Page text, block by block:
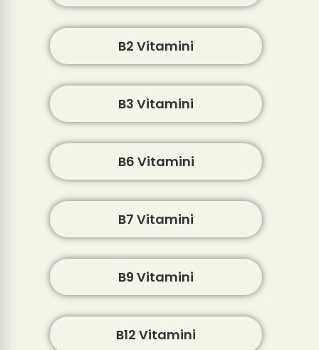
B2 Vitamini
B3 Vitamini
B6 Vitamini
B7 Vitamini
B9 Vitamini
B12 Vitamini